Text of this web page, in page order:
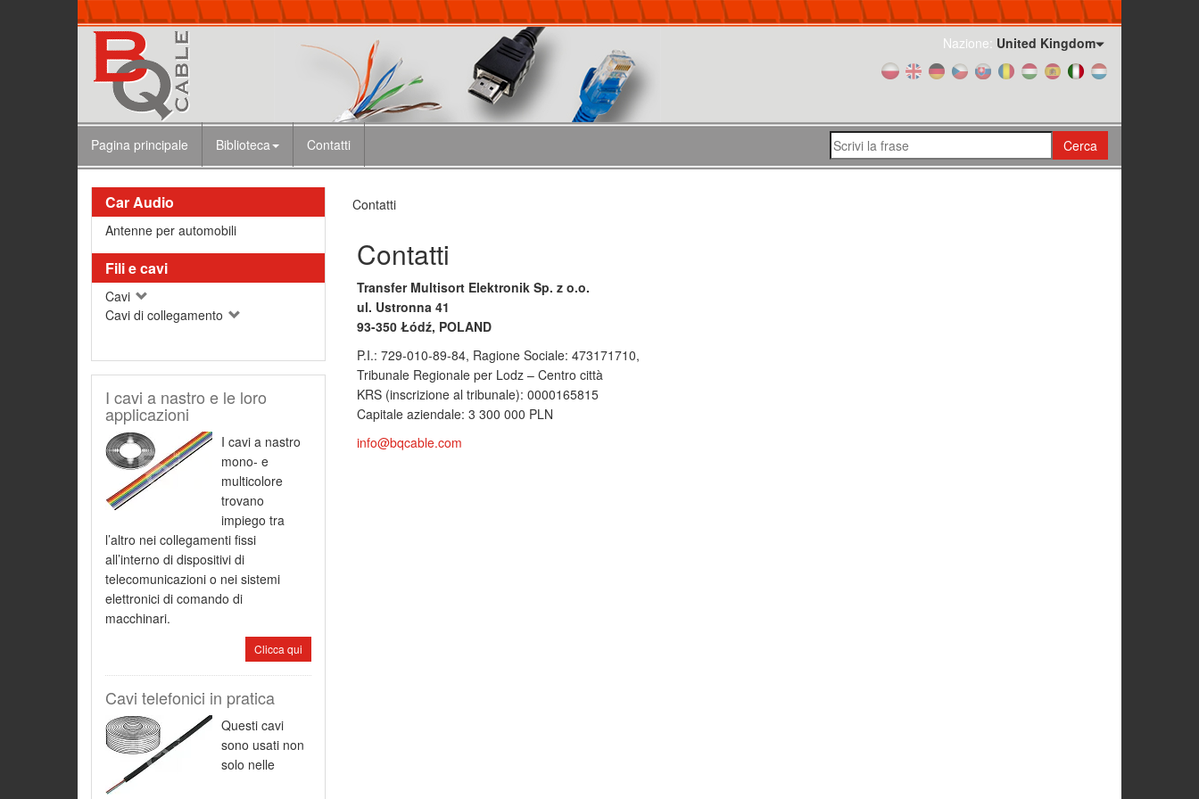
Nazione: United Kingdom
Pagina principale Biblioteca Contatti Cerca
Car Audio
Antenne per automobili
Fili e cavi
Cavi
Cavi di collegamento
I cavi a nastro e le loro
applicazioni
I cavi a nastro
mono- e
multicolore
trovano
impiego tra
l’altro nei collegamenti fissi
all’interno di dispositivi di
telecomunicazioni o nei sistemi
elettronici di comando di
macchinari.
Clicca qui
Cavi telefonici in pratica
Questi cavi
sono usati non
solo nelle
Contatti
Contatti
Transfer Multisort Elektronik Sp. z o.o.
ul. Ustronna 41
93-350 Łódź, POLAND
P.I.: 729-010-89-84, Ragione Sociale: 473171710,
Tribunale Regionale per Lodz – Centro città
KRS (inscrizione al tribunale): 0000165815
Capitale aziendale: 3 300 000 PLN
info@bqcable.com